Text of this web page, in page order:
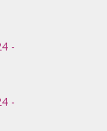
-
-